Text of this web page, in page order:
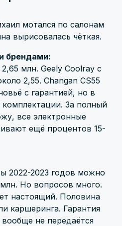
мотался по салонам
вырисовалась чёткая.
брендами:
млн. Geely Coolray с
2,55. Changan CS55
с гарантией, но в
За полный
все электронные
ещё процентов 15-
2022-2023 годов можно
Но вопросов много.
настоящий. Половина
каршеринга. Гарантия
не передаётся